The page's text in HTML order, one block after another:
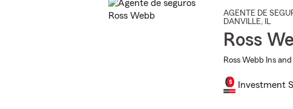
AGENTE DE
DANVILLE, IL
Ross
Ross Webb Ins
Investment